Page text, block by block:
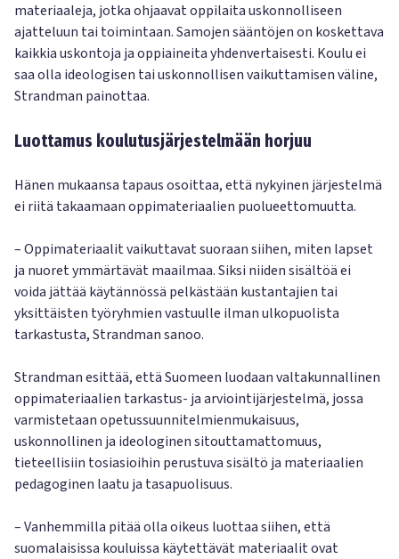
materiaaleja, jotka ohjaavat oppilaita uskonnolliseen
ajatteluun tai toimintaan. Samojen sääntöjen on koskettava
kaikkia uskontoja ja oppiaineita yhdenvertaisesti. Koulu ei
saa olla ideologisen tai uskonnollisen vaikuttamisen väline,
Strandman painottaa.
Luottamus koulutusjärjestelmään horjuu
Hänen mukaansa tapaus osoittaa, että nykyinen järjestelmä
ei riitä takaamaan oppimateriaalien puolueettomuutta.
– Oppimateriaalit vaikuttavat suoraan siihen, miten lapset
ja nuoret ymmärtävät maailmaa. Siksi niiden sisältöä ei
voida jättää käytännössä pelkästään kustantajien tai
yksittäisten työryhmien vastuulle ilman ulkopuolista
tarkastusta, Strandman sanoo.
Strandman esittää, että Suomeen luodaan valtakunnallinen
oppimateriaalien tarkastus- ja arviointijärjestelmä, jossa
varmistetaan opetussuunnitelmienmukaisuus,
uskonnollinen ja ideologinen sitouttamattomuus,
tieteellisiin tosiasioihin perustuva sisältö ja materiaalien
pedagoginen laatu ja tasapuolisuus.
– Vanhemmilla pitää olla oikeus luottaa siihen, että
suomalaisissa kouluissa käytettävät materiaalit ovat